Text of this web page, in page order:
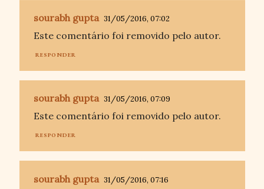
sourabh gupta 31/05/2016, 07:02
Este comentário foi removido pelo autor.
RESPONDER
sourabh gupta 31/05/2016, 07:09
Este comentário foi removido pelo autor.
RESPONDER
sourabh gupta 31/05/2016, 07:16